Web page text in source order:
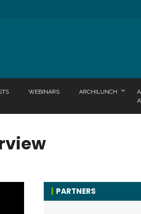
WEBINARS ARCHILUNCH
PARTNERS